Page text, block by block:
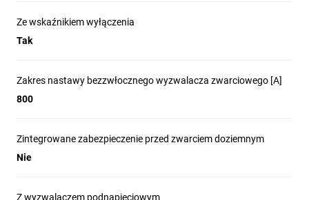
Ze wskaźnikiem wyłączenia
Tak
Zakres nastawy bezzwłocznego wyzwalacza zwarciowego [A]
800
Zintegrowane zabezpieczenie przed zwarciem doziemnym
Nie
Z wyzwalaczem podnapięciowym